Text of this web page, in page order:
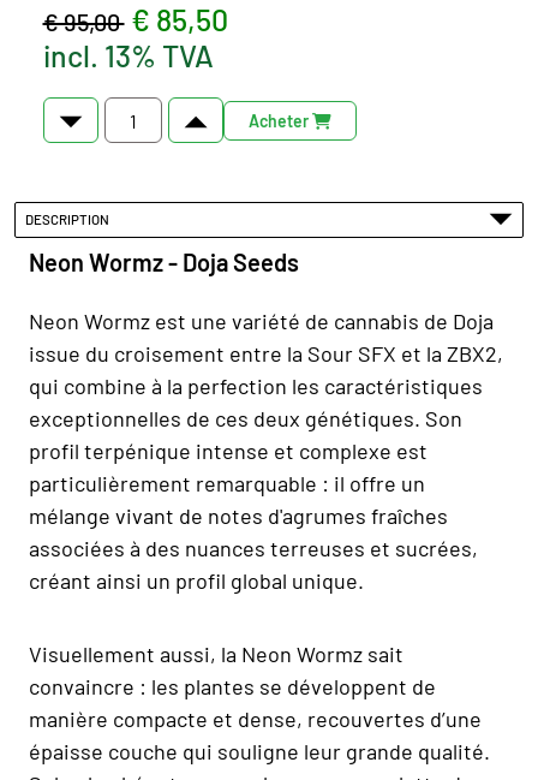
€ 95,00 € 85,50
incl. 13% TVA
Acheter
DESCRIPTION
Neon Wormz - Doja Seeds
Neon Wormz est une variété de cannabis de Doja
issue du croisement entre la Sour SFX et la ZBX2,
qui combine à la perfection les caractéristiques
exceptionnelles de ces deux génétiques. Son
profil terpénique intense et complexe est
particulièrement remarquable : il offre un
mélange vivant de notes d'agrumes fraîches
associées à des nuances terreuses et sucrées,
créant ainsi un profil global unique.
Visuellement aussi, la Neon Wormz sait
convaincre : les plantes se développent de
manière compacte et dense, recouvertes d’une
épaisse couche qui souligne leur grande qualité.